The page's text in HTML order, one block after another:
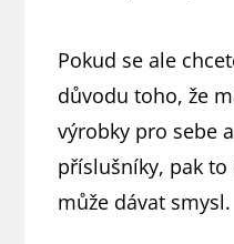
Pokud se ale
důvodu toho, že
výrobky pro sebe
příslušníky, pak to
může dávat smysl.